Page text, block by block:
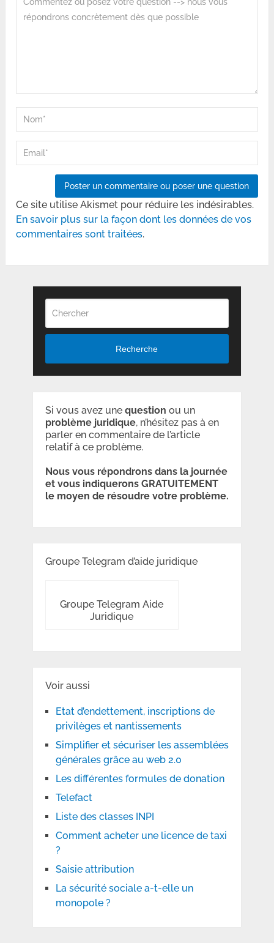
Ce site utilise Akismet pour réduire les indésirables.
En savoir plus sur la façon dont les données de vos
commentaires sont traitées.
Recherche
Si vous avez une question ou un
problème juridique, n’hésitez pas à en
parler en commentaire de l’article
relatif à ce problème.
Nous vous répondrons dans la journée
et vous indiquerons GRATUITEMENT
le moyen de résoudre votre problème.
Groupe Telegram d’aide juridique
Groupe Telegram Aide
Juridique
Voir aussi
Etat d’endettement, inscriptions de
privilèges et nantissements
Simplifier et sécuriser les assemblées
générales grâce au web 2.0
Les différentes formules de donation
Telefact
Liste des classes INPI
Comment acheter une licence de taxi
?
Saisie attribution
La sécurité sociale a-t-elle un
monopole ?